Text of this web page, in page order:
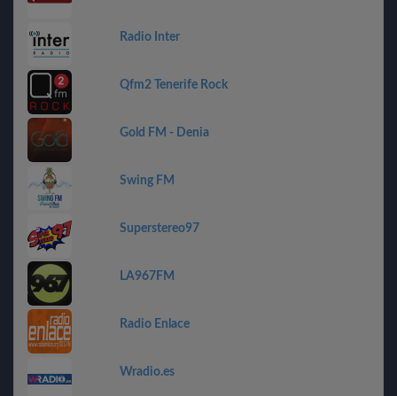
Radio Inter
Qfm2 Tenerife Rock
Gold FM - Denia
Swing FM
Superstereo97
LA967FM
Radio Enlace
Wradio.es